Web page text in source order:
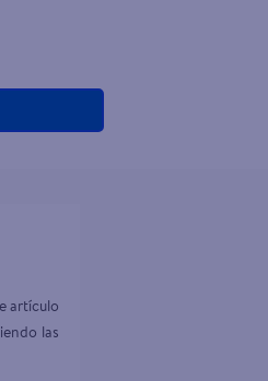
artículo
las